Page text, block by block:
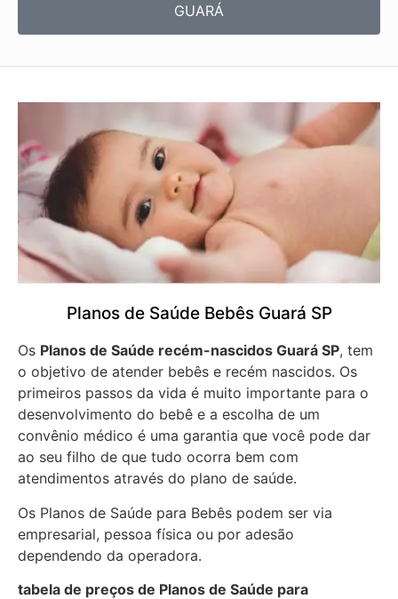
GUARÁ
Planos de Saúde Bebês Guará SP
Os Planos de Saúde recém-nascidos Guará SP, tem
o objetivo de atender bebês e recém nascidos. Os
primeiros passos da vida é muito importante para o
desenvolvimento do bebê e a escolha de um
convênio médico é uma garantia que você pode dar
ao seu filho de que tudo ocorra bem com
atendimentos através do plano de saúde.
Os Planos de Saúde para Bebês podem ser via
empresarial, pessoa física ou por adesão
dependendo da operadora.
tabela de preços de Planos de Saúde para